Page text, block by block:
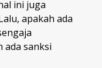
ini juga
apakah ada
ada sanksi